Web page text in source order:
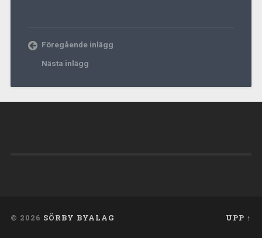
Föregående inlägg
Nästa inlägg
© 2026 SÖRBY BYALAG UPP ↑